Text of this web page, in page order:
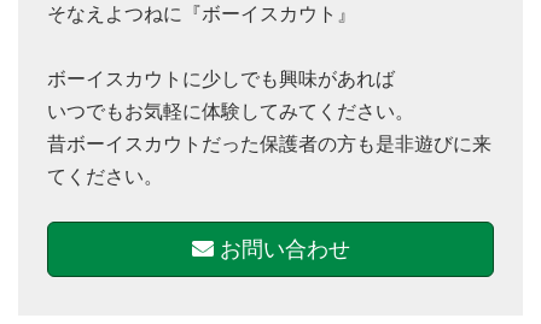
そなえよつねに『ボーイスカウト』
ボーイスカウトに少しでも興味があれば
いつでもお気軽に体験してみてください。
昔ボーイスカウトだった保護者の方も是非遊びに来
てください。
お問い合わせ